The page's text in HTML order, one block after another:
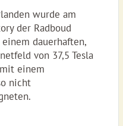
wurde am
der Radboud
dauerhaften,
von 37,5 Tesla
einem
nicht